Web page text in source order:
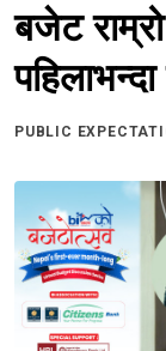
बजेट
PUBLIC